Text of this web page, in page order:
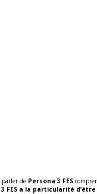
parler de Persona 3 FES
FES a la particularité d’être